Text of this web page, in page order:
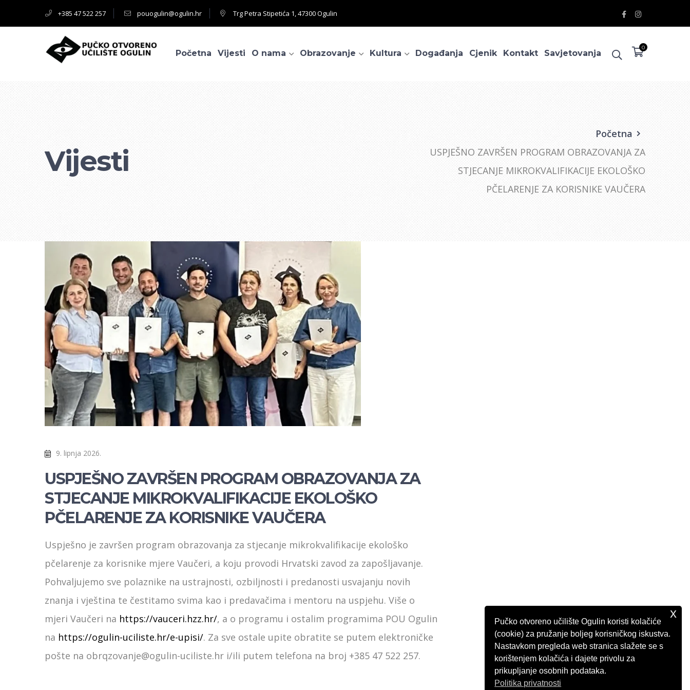
+385 47 522 257 pouogulin@ogulin.hr Trg Petra Stipetića 1, 47300 Ogulin
Facebook
Profile
Instagram
Profile
0
Početna Vijesti O nama Obrazovanje Kultura Događanja Cjenik Kontakt Savjetovanja
Vijesti
Početna
USPJEŠNO ZAVRŠEN PROGRAM OBRAZOVANJA ZA
STJECANJE MIKROKVALIFIKACIJE EKOLOŠKO
PČELARENJE ZA KORISNIKE VAUČERA
9. lipnja 2026.
USPJEŠNO ZAVRŠEN PROGRAM OBRAZOVANJA ZA
STJECANJE MIKROKVALIFIKACIJE EKOLOŠKO
PČELARENJE ZA KORISNIKE VAUČERA
Uspješno je završen program obrazovanja za stjecanje mikrokvalifikacije ekološko
pčelarenje za korisnike mjere Vaučeri, a koju provodi Hrvatski zavod za zapošljavanje.
Pohvaljujemo sve polaznike na ustrajnosti, ozbiljnosti i predanosti usvajanju novih
znanja i vještina te čestitamo svima kao i predavačima i mentoru na uspjehu. Više o
mjeri Vaučeri na https://vauceri.hzz.hr/, a o programu i ostalim programima POU Ogulin
na https://ogulin-uciliste.hr/e-upisi/. Za sve ostale upite obratite se putem elektroničke
pošte na obrqzovanje@ogulin-uciliste.hr i/ili putem telefona na broj +385 47 522 257.
Pučko otvoreno učilište Ogulin koristi kolačiće
(cookie) za pružanje boljeg korisničkog iskustva.
Nastavkom pregleda web stranica slažete se s
korištenjem kolačića i dajete privolu za
prikupljanje osobnih podataka.
Politika privatnosti
x